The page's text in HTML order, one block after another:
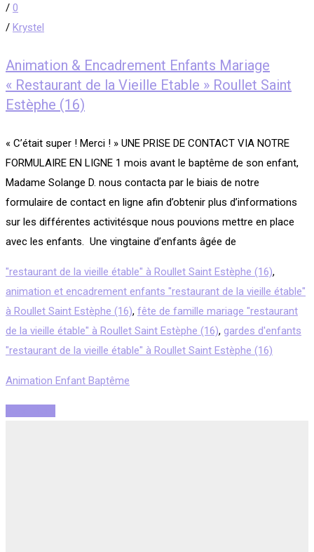
/ 0
/ Krystel
Animation & Encadrement Enfants Mariage
« Restaurant de la Vieille Etable » Roullet Saint
Estèphe (16)
« C’était super ! Merci ! » UNE PRISE DE CONTACT VIA NOTRE
FORMULAIRE EN LIGNE 1 mois avant le baptême de son enfant,
Madame Solange D. nous contacta par le biais de notre
formulaire de contact en ligne afin d’obtenir plus d’informations
sur les différentes activitésque nous pouvions mettre en place
avec les enfants. Une vingtaine d’enfants âgée de
"restaurant de la vieille étable" à Roullet Saint Estèphe (16),
animation et encadrement enfants "restaurant de la vieille étable"
à Roullet Saint Estèphe (16), fête de famille mariage "restaurant
de la vieille étable" à Roullet Saint Estèphe (16), gardes d'enfants
"restaurant de la vieille étable" à Roullet Saint Estèphe (16)
Animation Enfant Baptême